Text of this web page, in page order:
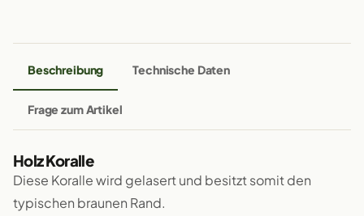
Beschreibung Technische Daten
Frage zum Artikel
Holz Koralle
Diese Koralle wird gelasert und besitzt somit den
typischen braunen Rand.